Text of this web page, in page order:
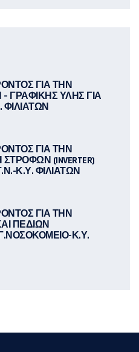
ΓΙΑ ΤΗΝ
ΓΡΑΦΙΚΗΣ ΥΛΗΣ ΓΙΑ
ΓΙΑ ΤΗΝ
(INVERTER)
Κ.Υ. ΦΙΛΙΑΤΩΝ
ΓΙΑ ΤΗΝ
ΠΕΔΙΩΝ
Κ.Υ.